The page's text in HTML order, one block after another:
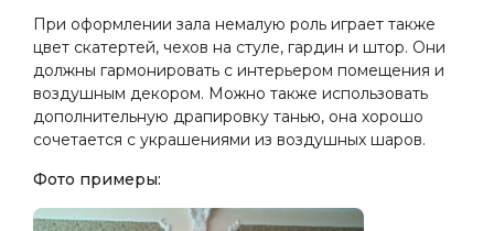
При оформлении зала немалую роль играет также
цвет скатертей, чехов на стуле, гардин и штор. Они
должны гармонировать с интерьером помещения и
воздушным декором. Можно также использовать
дополнительную драпировку танью, она хорошо
сочетается с украшениями из воздушных шаров.
Фото примеры: